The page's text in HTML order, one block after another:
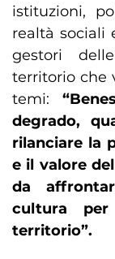
istituzioni,
realtà sociali
gestori
territorio che
temi:
degrado,
rilanciare la
e il valore
da
cultura
territorio”.